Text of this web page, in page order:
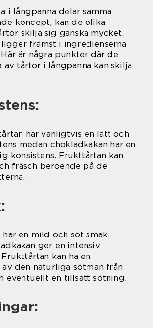
i långpanna delar samma
koncept, kan de olika
skilja sig ganska mycket.
främst i ingredienserna
är några punkter där de
av tårtor i långpanna kan skilja
har vanligtvis en lätt och
medan chokladkakan har en
konsistens. Frukttårtan kan
fräsch beroende på de
har en mild och söt smak,
ger en intensiv
kan ha en
den naturliga sötman från
eventuellt en tillsatt sötning.